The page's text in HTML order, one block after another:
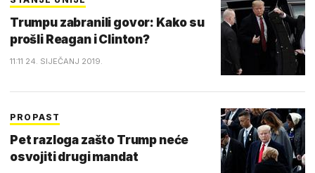
Trumpu zabranili govor: Kako su
prošli Reagan i Clinton?
11:11 24. SIJEČANJ 2019.
PROPAST
Pet razloga zašto Trump neće
osvojiti drugi mandat